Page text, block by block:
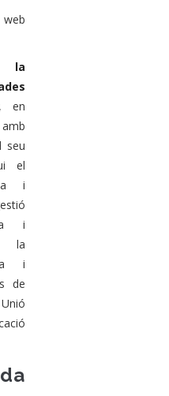
la
en
seu
el
i
i
la
i
de